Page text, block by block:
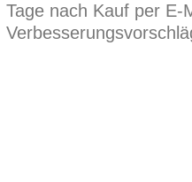
Tage nach Kauf per E-